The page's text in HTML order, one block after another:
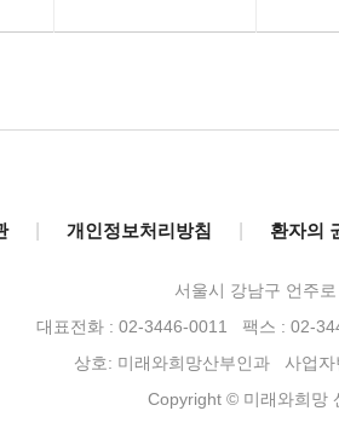
개인정보처리방침 환자의
서울시 강남구 언주
대표전화 : 02-3446-0011 팩스 : 02-
상호: 미래와희망산부인과 사업
Copyright © 미래와희망